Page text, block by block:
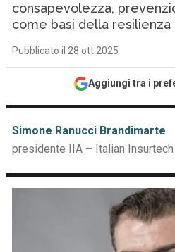
consapevolezza,
come basi della resilienza
Pubblicato il 28 ott 2025
Aggiungi tra i
Simone Ranucci Brandimarte
presidente IIA – Italian